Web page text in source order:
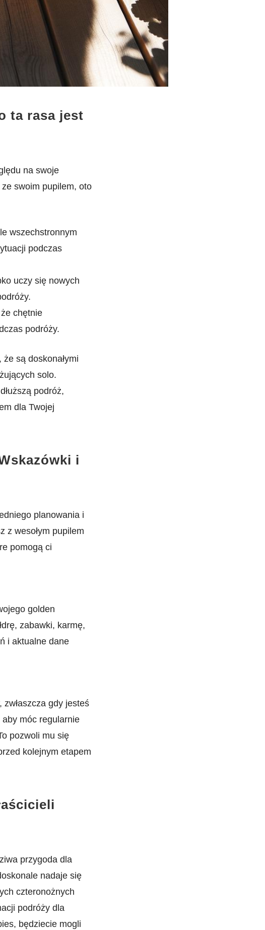
ta rasa jest
na swoje
swoim pupilem, ‍oto
wszechstronnym
podczas⁣
uczy się​ nowych
chętnie
podróży.
są doskonałymi
solo.
podróż,‍
dla Twojej
i
planowania i
z wesołym pupilem
pomogą ci
golden‌
zabawki, karmę,
i⁢ aktualne ⁢dane
gdy jesteś
móc⁢ regularnie
pozwoli mu się⁣
kolejnym etapem
przygoda dla
nadaje się
czteronożnych
⁤podróży dla
będziecie mogli